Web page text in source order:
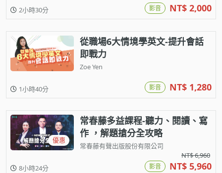
2小時30分 影音 NT$ 2,000
從職場6大情境學英文-提升會話
即戰力
Zoe Yen
1小時40分 影音 NT$ 1,280
優惠
常春藤多益課程-聽力、閱讀、寫
作 ，解題搶分全攻略
常春藤有聲出版股份有限公司
8小時24分
NT$ 6,960
影音 NT$ 5,960